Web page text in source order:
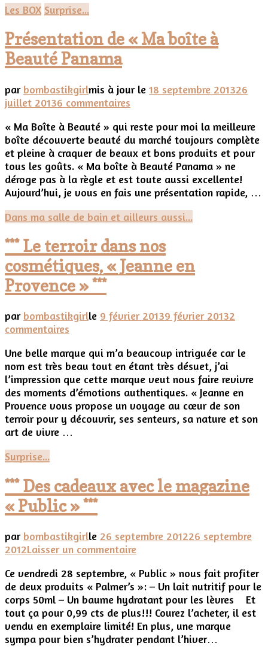
Les BOX Surprise...
Présentation de « Ma boîte à
Beauté Panama
par bombastikgirlmis à jour le 18 septembre 201326
juillet 20136 commentaires
de
« Ma
boîte
à
Beauté
Panama
« Ma Boîte à Beauté » qui reste pour moi la meilleure
boîte découverte beauté du marché toujours complète
et pleine à craquer de beaux et bons produits et pour
tous les goûts. « Ma boîte à Beauté Panama » ne
déroge pas à la règle et est toute aussi excellente!
Aujourd’hui, je vous en fais une présentation rapide, …
Dans ma salle de bain et ailleurs aussi...
*** Le terroir dans nos
cosmétiques, « Jeanne en
Provence » ***
par bombastikgirlle 9 février 20139 février 20132
commentaires
Le
terroir
dans
nos
cosmétiques,
« Jeanne
en
Une belle marque qui m’a beaucoup intriguée car le
nom est très beau tout en étant très désuet, j’ai
l’impression que cette marque veut nous faire revivre
des moments d’émotions authentiques. « Jeanne en
Provence vous propose un voyage au cœur de son
terroir pour y découvrir, ses senteurs, sa nature et son
art de vivre …
Surprise...
*** Des cadeaux avec le magazine
« Public » ***
par bombastikgirlle 26 septembre 201226 septembre
2012Laisser un commentairesur
Des
cadeaux
avec
le
magazine
« Public »
Ce vendredi 28 septembre, « Public » nous fait profiter
de deux produits « Palmer’s »: – Un lait nutritif pour le
corps 50ml – Un baume hydratant pour les lèvres Et
tout ça pour 0,99 cts de plus!!! Courez l’acheter, il est
vendu en exemplaire limité! En plus, une marque
sympa pour bien s’hydrater pendant l’hiver…